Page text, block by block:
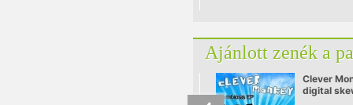
Ajánlott zenék a
Clever
digital